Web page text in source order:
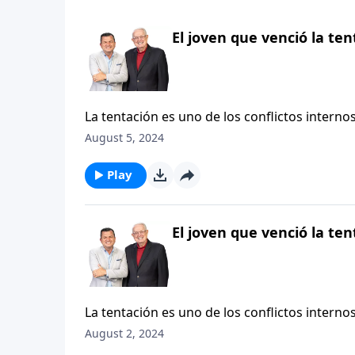
El joven que venció la
La tentación es uno de los conflictos
existe ninguna persona, incluyendo a
hoy analizaremos el memorable ejemplo de
tentación sensual y cómo reaccionó ante
August 5, 2024
Play
El joven que venció la
La tentación es uno de los conflictos
existe ninguna persona, incluyendo a
August 2, 2024